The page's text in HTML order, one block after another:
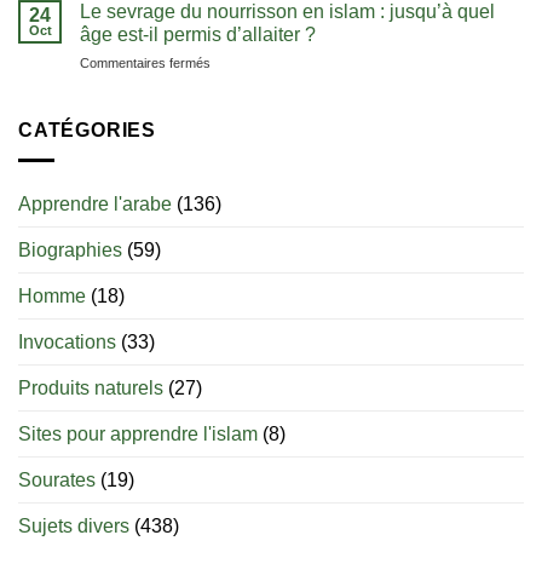
pour
bien
l’eau
de
24
Oct
Le sevrage du nourrisson en islam : jusqu’à quel
âge est-il permis d’allaiter ?
Commentaires fermés
:
CATÉGORIES
Apprendre l'arabe (136)
Biographies (59)
Homme (18)
Invocations (33)
Produits naturels (27)
Sites pour apprendre l'islam (8)
Sourates (19)
Sujets divers (438)